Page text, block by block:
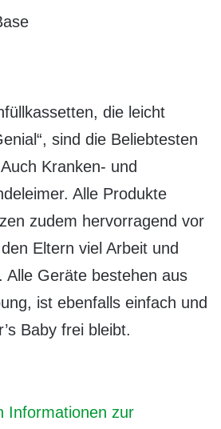
die leicht
sind die Beliebtesten
Kranken- und
Alle Produkte
zudem hervorragend vor
Eltern viel Arbeit und
Geräte bestehen aus
ist ebenfalls einfach und
Baby frei bleibt.
Informationen zur